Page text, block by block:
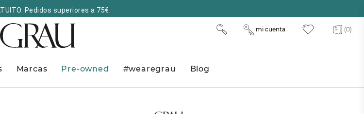
Pedidos superiores a 75€.
(0)
mi cuenta
Marcas Pre-owned #wearegrau Blog